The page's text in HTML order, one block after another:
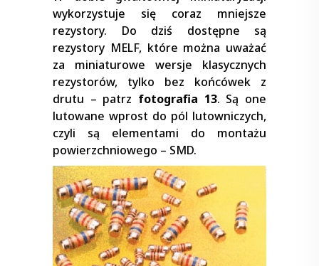
wykorzystuje się coraz mniejsze
rezystory. Do dziś dostępne są
rezystory MELF, które można uważać
za miniaturowe wersje klasycznych
rezystorów, tylko bez końcówek z
drutu – patrz fotografia 13. Są one
lutowane wprost do pól lutowniczych,
czyli są elementami do montażu
powierzchniowego – SMD.